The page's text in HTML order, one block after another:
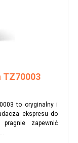
TZ70003
to oryginalny i
ekspresu do
zapewnić